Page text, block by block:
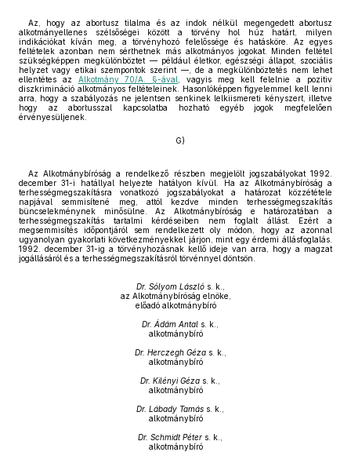
Az, hogy az abortusz tilalma és az indok nélkül megengedett abortusz
alkotmányellenes szélsőségei között a törvény hol húz határt, milyen
indikációkat kíván meg, a törvényhozó felelőssége és hatásköre. Az egyes
feltételek azonban nem sérthetnek más alkotmányos jogokat. Minden feltétel
szükségképpen megkülönböztet — például életkor, egészségi állapot, szociális
helyzet vagy etikai szempontok szerint —, de a megkülönböztetés nem lehet
ellentétes az Alkotmány 70/A. §-ával
, vagyis meg kell felelnie a pozitiv
diszkrimináció alkotmányos feltételeinek. Hasonlóképpen figyelemmel kell lenni
arra, hogy a szabályozás ne jelentsen senkinek lelkiismereti kényszert, illetve
hogy az abortusszal kapcsolatba hozható egyéb jogok megfelelően
érvényesüljenek.
G)
Az Alkotmánybíróság a rendelkező részben megjelölt jogszabályokat 1992.
december 31-i hatállyal helyezte hatályon kívül. Ha az Alkotmánybíróság a
terhességmegszakításra vonatkozó jogszabályokat a határozat közzététele
napjával semmisítené meg, attól kezdve minden terhességmegszakítás
büncselekménynek minősülne. Az Alkotmánybíróság e határozatában a
terhességmegszakítás tartalmi kérdéseiben nem foglalt állást. Ezért a
megsemmisítés időpontjáról sem rendelkezett oly módon, hogy az azonnal
ugyanolyan gyakorlati következményekkel járjon, mint egy érdemi állásfoglalás.
1992. december 31-ig a törvényhozásnak kellő ideje van arra, hogy a magzat
jogállásáról és a terhességmegszakításról törvénnyel döntsön.
Dr. Sólyom Lászlós. k.,
az Alkotmánybíróság elnöke,
előadó alkotmánybíró
Dr. Ádám Antal s. k.,
alkotmánybíró
Dr. Herczegh Gézas. k.,
alkotmánybíró
Dr. Kilényi Géza s. k.,
alkotmánybíró
Dr. Lábady Tamás s. k.,
alkotmánybíró
Dr. Schmidt Péter s. k.,
alkotmánybíró